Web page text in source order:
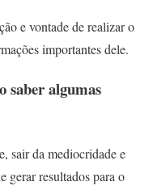
e vontade de realizar o
importantes dele.
saber algumas
sair da mediocridade e
gerar resultados para o